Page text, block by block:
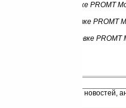
только при установке PROMT
только при установке PROMT
только при установке PROMT
дайджест новостей,